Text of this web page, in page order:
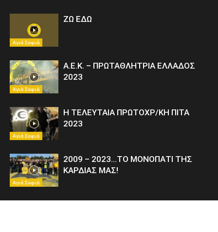
Αγιά Σοφιά
ΖΩ ΕΔΩ
Αγιά Σοφιά
Α.Ε.Κ. – ΠΡΩΤΑΘΛΗΤΡΙΑ ΕΛΛΑΔΟΣ
2023
Αγιά Σοφιά
Η ΤΕΛΕΥΤΑΙΑ ΠΡΩΤΟΧΡ/ΚΗ ΠΙΤΑ
2023
Αγιά Σοφιά
2009 – 2023…ΤΟ ΜΟΝΟΠΑΤΙ ΤΗΣ
ΚΑΡΔΙΑΣ ΜΑΣ!